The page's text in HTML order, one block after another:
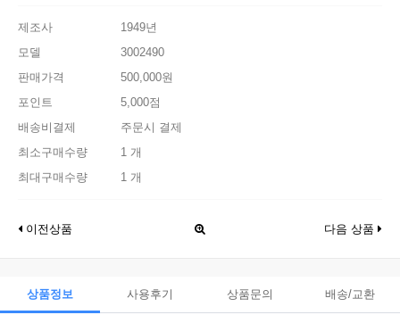
제조사
1949년
모델
3002490
판매가격
500,000원
포인트
5,000점
배송비결제
주문시 결제
최소구매수량
1 개
최대구매수량
1 개
이전상품 다음 상품
상품정보 사용후기 상품문의 배송/교환